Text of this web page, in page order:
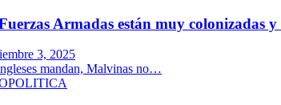
Armadas están muy colonizadas
3, 2025